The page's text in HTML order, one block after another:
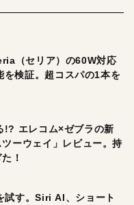
（セリア）の60W対応
検証。超コスパの1本を
!? エレコム×ゼブラの新
ーウェイ」レビュー。持
！
試す。Siri AI、ショート